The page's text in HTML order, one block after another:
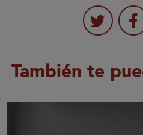
También te